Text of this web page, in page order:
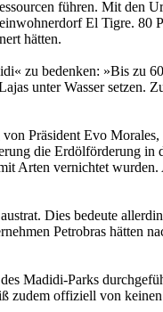
führen. Mit den
El Tigre. 80
hätten.
zu bedenken: »Bis zu
unter Wasser setzen.
Präsident Evo
die Erdölförderung in
Arten vernichtet
Dies bedeute
Petrobras hätten
Madidi-Parks
zudem offiziell von